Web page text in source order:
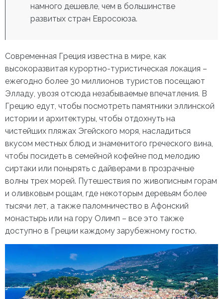
намного дешевле, чем в большинстве
развитых стран Евросоюза.
Современная Греция известна в мире, как
высокоразвитая курортно-туристическая локация –
ежегодно более 30 миллионов туристов посещают
Элладу, увозя отсюда незабываемые впечатления. В
Грецию едут, чтобы посмотреть памятники эллинской
истории и архитектуры, чтобы отдохнуть на
чистейших пляжах Эгейского моря, насладиться
вкусом местных блюд и знаменитого греческого вина,
чтобы посидеть в семейной кофейне под мелодию
сиртаки или понырять с дайверами в прозрачные
волны трех морей. Путешествия по живописным горам
и оливковым рощам, где некоторым деревьям более
тысячи лет, а также паломничество в Афонский
монастырь или на гору Олимп – все это также
доступно в Греции каждому зарубежному гостю.